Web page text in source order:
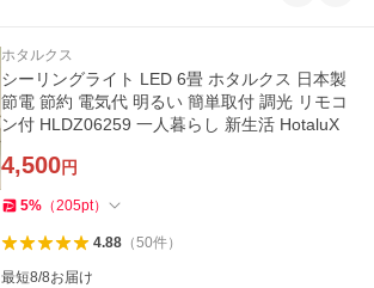
ホタルクス
シーリングライト LED 6畳 ホタルクス 日本製
節電 節約 電気代 明るい 簡単取付 調光 リモコ
ン付 HLDZ06259 一人暮らし 新生活 HotaluX
4,500円
5% （205pt）
4.88（50件）
最短8/8お届け